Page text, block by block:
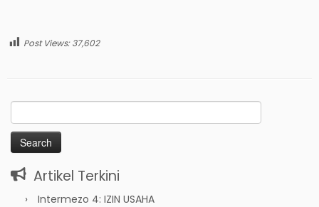
Post Views: 37,602
Search
for:
Artikel Terkini
Intermezo 4: IZIN USAHA